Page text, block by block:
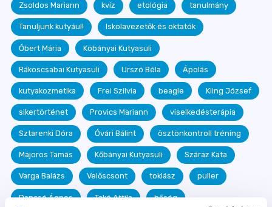
Zsoldos Mariann kvíz etológia tanulmány
Tanuljunk kutyául! Iskolavezetők és oktatók
Óbert Mária Köbányai Kutyasuli
Rákoscsabai Kutyasuli Urszó Béla Ápolás
kutyakozmetika Frei Szilvia beagle Kling József
sikertörténet Provics Mariann viselkedésterápia
Sztarenki Dóra Óvári Bálint ösztönkontroll tréning
Majoros Tamás Kőbányai Kutyasuli Száraz Kata
Varga Balázs Velőscsont toklász puller
Dancsó Ágnes Takó Attila hőség